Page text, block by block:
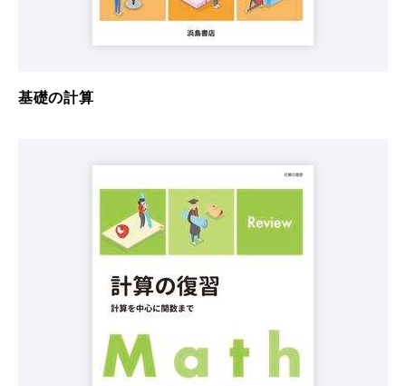
基礎の計算